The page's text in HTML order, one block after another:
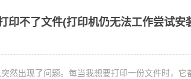
印不了文件(打印机仍无法工作尝试
然出现了问题。每当我想要打印一份文件时，